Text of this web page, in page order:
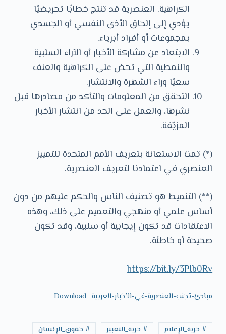
الكراهية. العنصرية قد تنتج خطابًا تحريضيًا
يؤدي إلى إلحاق الأذى النفسي أو الجسدي
بمجموعات أو أفراد أبرياء.
الابتعاد عن مشاركة الأخبار أو الآراء السلبية
والنمطية التي تحض على الكراهية والعنف
سعيًا وراء الشهرة والانتشار.
التحقق من المعلومات والتأكد من مصادرها قبل
نشرها، والعمل على الحد من انتشار الأخبار
المزيّفة.
(*) تمت الاستعانة بتعريف الأمم المتحدة للتمييز
العنصري في اعتمادنا لتعريف العنصرية.
(**) التنميط هو تصنيف الناس والحكم عليهم من دون
أساس علمي أو منهجي والتعميم على ذلك، وهذه
الاعتقادات قد تكون إيجابية أو سلبية، وقد تكون
صحيحة أو خاطئة.
https://bit.ly/3PIb0Rv
مبادئ-تجنب-العنصرية-في-الأخبار-العربية Download
# حرية_الإعلام # حرية_التعبير
# حقوق_الإنسان